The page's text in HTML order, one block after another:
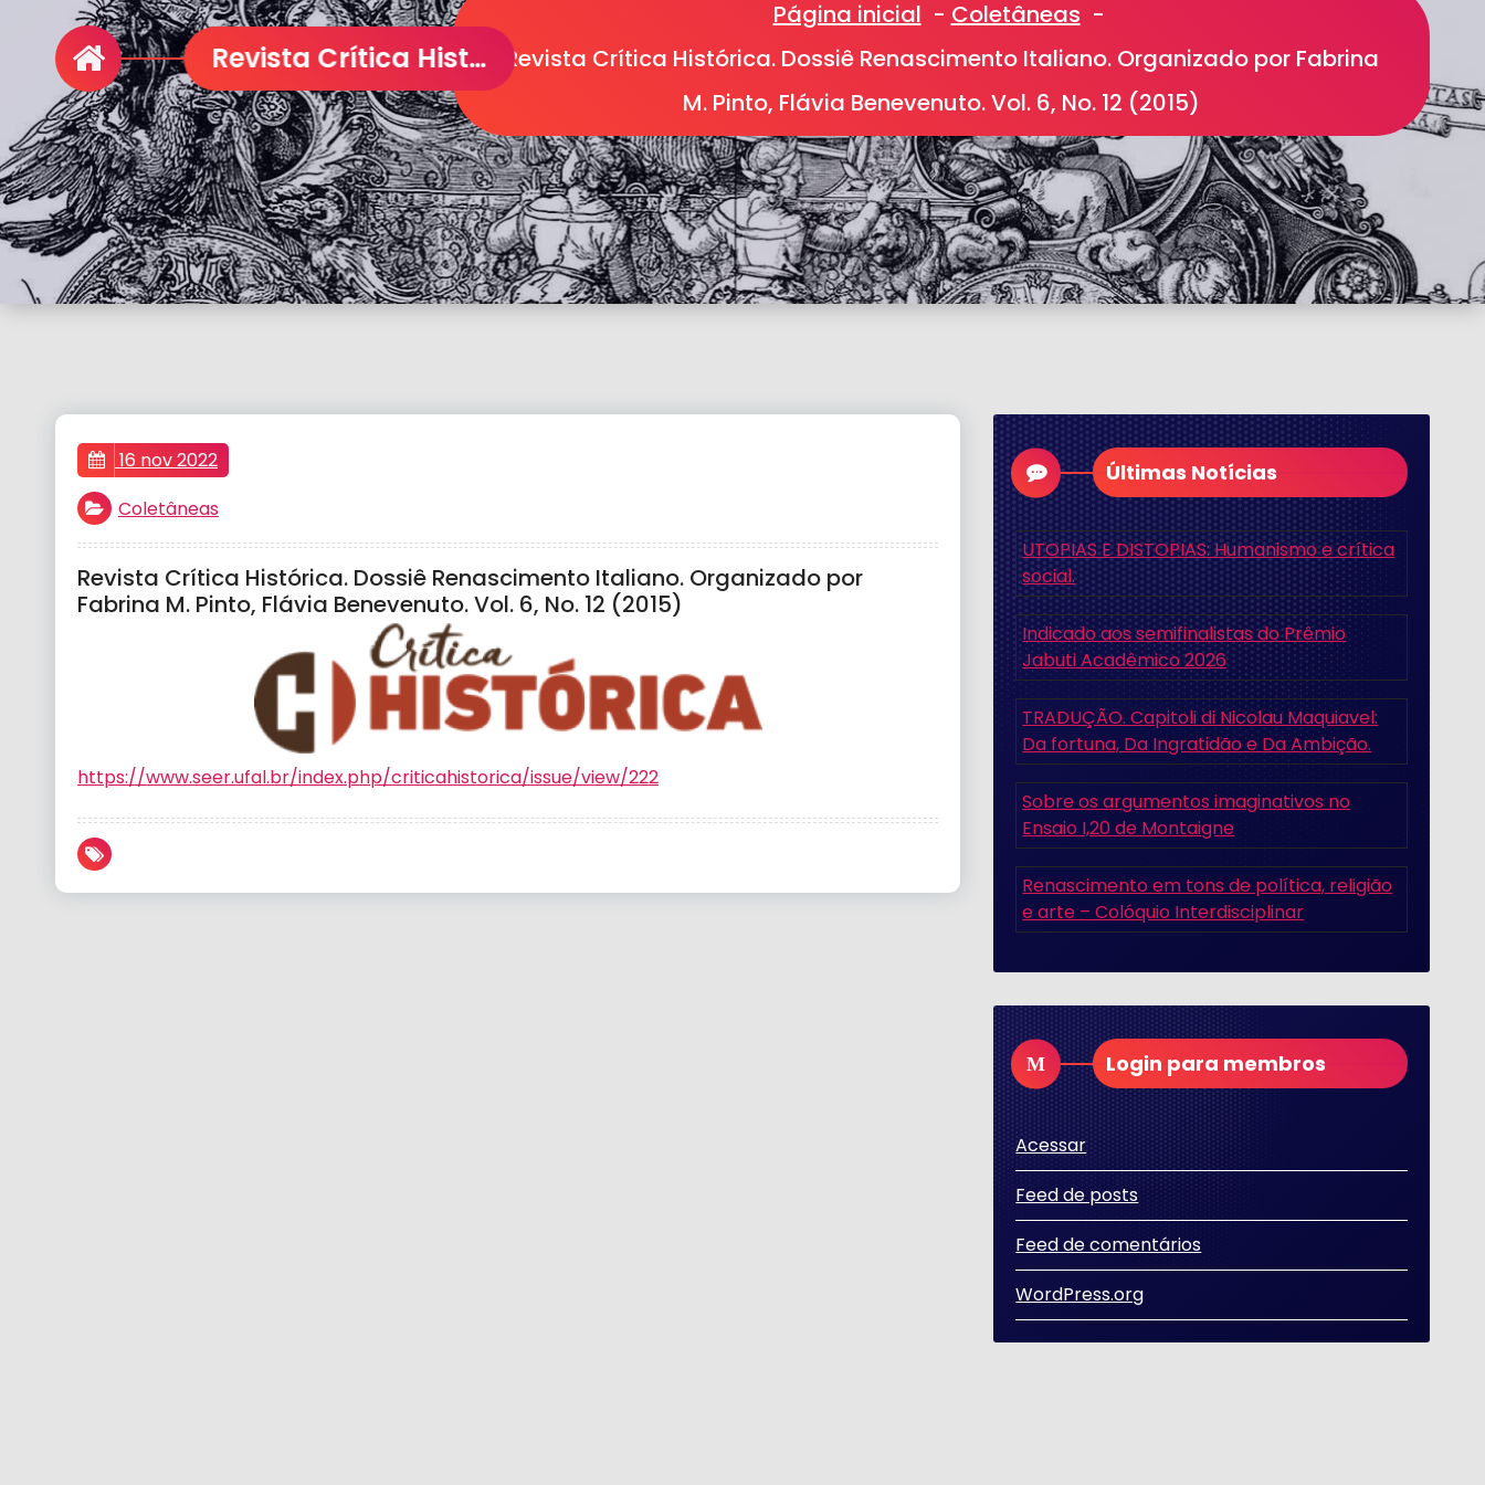
Revista Crítica Histórica. Dossiê Renascimento Italiano. Organizado por Fabrina M. Pinto, Flávia Benevenuto. Vol. 6, No. 12 (2015)
Página inicial - Coletâneas -
Revista Crítica Histórica. Dossiê Renascimento Italiano. Organizado por Fabrina
M. Pinto, Flávia Benevenuto. Vol. 6, No. 12 (2015)
16 nov 2022
Coletâneas
Revista Crítica Histórica. Dossiê Renascimento Italiano. Organizado por
Fabrina M. Pinto, Flávia Benevenuto. Vol. 6, No. 12 (2015)
https://www.seer.ufal.br/index.php/criticahistorica/issue/view/222
Últimas Notícias
UTOPIAS E DISTOPIAS: Humanismo e crítica
social.
Indicado aos semifinalistas do Prêmio
Jabuti Acadêmico 2026
TRADUÇÃO. Capitoli di Nicolau Maquiavel:
Da fortuna, Da Ingratidão e Da Ambição.
Sobre os argumentos imaginativos no
Ensaio I,20 de Montaigne
Renascimento em tons de política, religião
e arte – Colóquio Interdisciplinar
Login para membros
Acessar
Feed de posts
Feed de comentários
WordPress.org